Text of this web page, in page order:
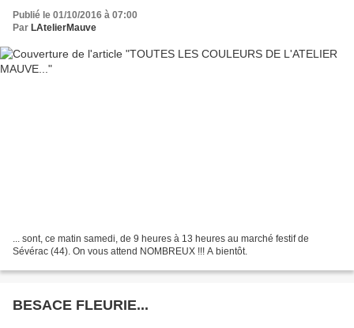
Publié le 01/10/2016 à 07:00
Par LAtelierMauve
... sont, ce matin samedi, de 9 heures à 13 heures au marché festif de
Sévérac (44). On vous attend NOMBREUX !!! A bientôt.
BESACE FLEURIE...